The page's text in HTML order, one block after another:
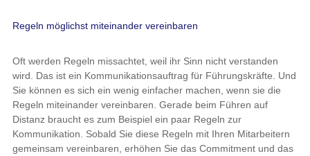
Regeln möglichst miteinander vereinbaren
Oft werden Regeln missachtet, weil ihr Sinn nicht verstanden
wird. Das ist ein Kommunikationsauftrag für Führungskräfte. Und
Sie können es sich ein wenig einfacher machen, wenn sie die
Regeln miteinander vereinbaren. Gerade beim Führen auf
Distanz braucht es zum Beispiel ein paar Regeln zur
Kommunikation. Sobald Sie diese Regeln mit Ihren Mitarbeitern
gemeinsam vereinbaren, erhöhen Sie das Commitment und das